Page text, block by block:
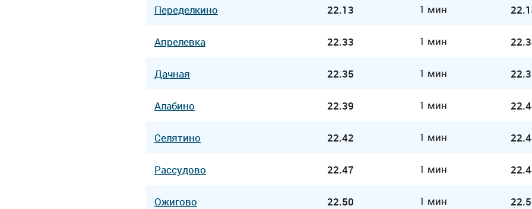
Переделкино 22.13 1 мин
Апрелевка 22.33 1 мин
Дачная 22.35 1 мин
Алабино 22.39 1 мин
Селятино 22.42 1 мин
Рассудово 22.47 1 мин
Ожигово 22.50 1 мин